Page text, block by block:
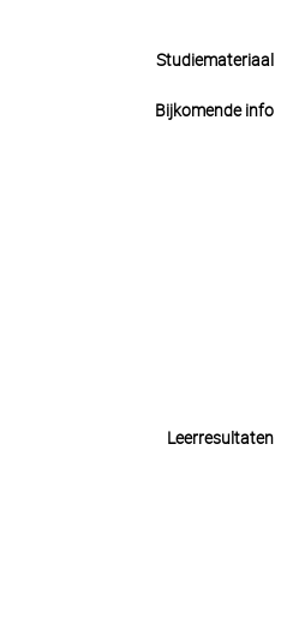
Studiemateriaal
Bijkomende info
Leerresultaten